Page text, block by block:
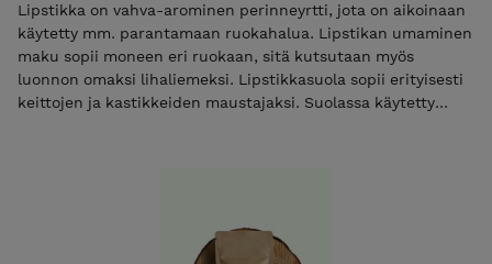
Lipstikka on vahva-arominen perinneyrtti, jota on aikoinaan
käytetty mm. parantamaan ruokahalua. Lipstikan umaminen
maku sopii moneen eri ruokaan, sitä kutsutaan myös
luonnon omaksi lihaliemeksi. Lipstikkasuola sopii erityisesti
keittojen ja kastikkeiden maustajaksi. Suolassa käytetty